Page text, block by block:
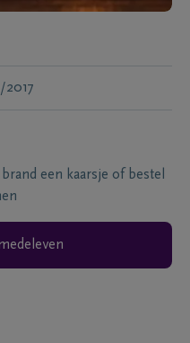
2017
een kaarsje of bestel